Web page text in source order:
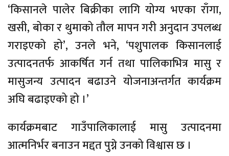
‘किसानले पालेर बिक्रीका लागि योग्य भएका राँगा,
खसी, बोका र थुमाको तौल मापन गरी अनुदान उपलब्ध
गराइएको हो’, उनले भने, ‘पशुपालक किसानलाई
उत्पादनतर्फ आकर्षित गर्न तथा पालिकाभित्र मासु र
मासुजन्य उत्पादन बढाउने योजनाअन्तर्गत कार्यक्रम
अघि बढाइएको हो ।’
कार्यक्रमबाट गाउँपालिकालाई मासु उत्पादनमा
आत्मनिर्भर बनाउन मद्दत पुग्ने उनको विश्वास छ ।